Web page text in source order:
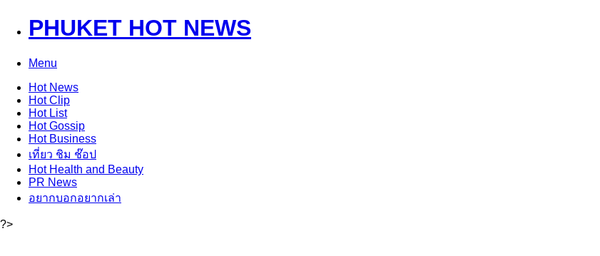
PHUKET HOT NEWS
Menu
HotNews
HotClip
HotList
HotGossip
HotBusiness
เที่ยว ชิม ช๊อป
HotHealth and Beauty
PR News
อยากบอกอยากเล่า
?>